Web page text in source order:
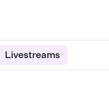
Livestreams